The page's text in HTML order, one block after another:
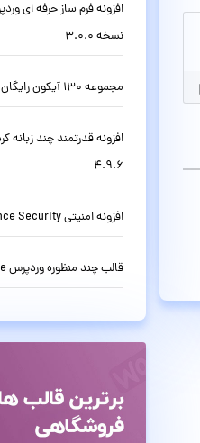
نسخه 3.0.0
مجموعه 130 آیکون رایگان Icons8 به صورت SVG
4.9.6
افزونه امنیتی Wordfence Security وردپرس نسخه 8.1.4
قالب چند منظوره وردپرس Betheme نسخه 28.5.6